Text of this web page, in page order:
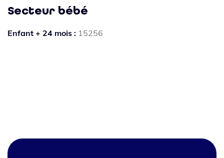
Secteur bébé
Enfant + 24 mois : 15256